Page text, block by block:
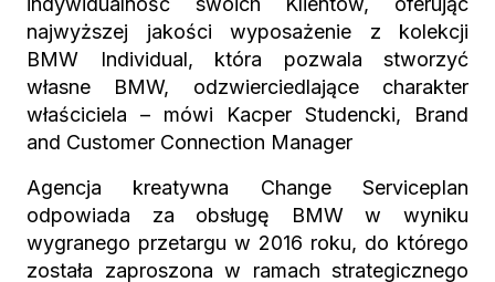
najwyższej jakości wyposażenie z kolekcji
BMW Individual, która pozwala stworzyć
własne BMW, odzwierciedlające charakter
właściciela – mówi Kacper Studencki, Brand
and Customer Connection Manager
Agencja kreatywna Change Serviceplan
odpowiada za obsługę BMW w wyniku
wygranego przetargu w 2016 roku, do którego
została zaproszona w ramach strategicznego